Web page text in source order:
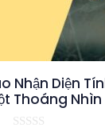
Nhận Diện
Thoáng Nhìn